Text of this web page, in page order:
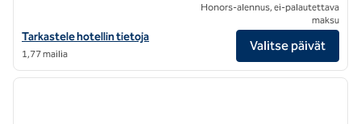
Katso hotellitiedot DoubleTree by Hilton San Francisco Airport
Tarkastele hotellin tietoja
1,77 mailia
Honors-alennus, ei-palautettava
maksu
Valitse päivät
1/12
1/12